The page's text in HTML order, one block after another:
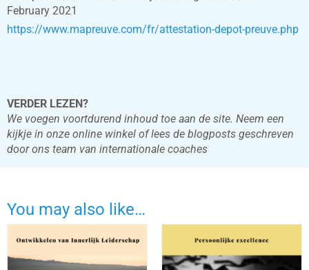
February 2021
https://www.mapreuve.com/fr/attestation-depot-preuve.php
VERDER LEZEN?
We voegen voortdurend inhoud toe aan de site. Neem een
kijkje in onze online winkel of lees de blogposts geschreven
door ons team van internationale coaches
You may also like…